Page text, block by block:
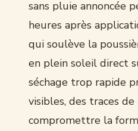
sans pluie annoncée
heures après
qui soulève la
en plein soleil direct
séchage trop rapide
visibles, des traces
compromettre la